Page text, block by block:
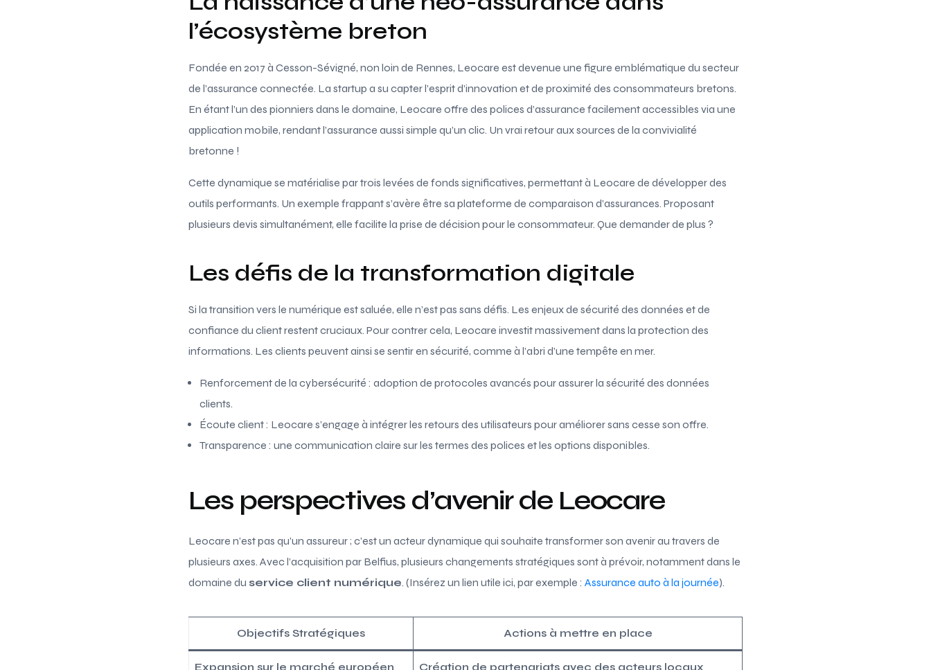
l’écosystème breton
Fondée en 2017 à Cesson-Sévigné, non loin de Rennes, Leocare est devenue une figure emblématique du secteur
de l’assurance connectée. La startup a su capter l’esprit d’innovation et de proximité des consommateurs bretons.
En étant l’un des pionniers dans le domaine, Leocare offre des polices d’assurance facilement accessibles via une
application mobile, rendant l’assurance aussi simple qu’un clic. Un vrai retour aux sources de la convivialité
bretonne !
Cette dynamique se matérialise par trois levées de fonds significatives, permettant à Leocare de développer des
outils performants. Un exemple frappant s’avère être sa plateforme de comparaison d’assurances. Proposant
plusieurs devis simultanément, elle facilite la prise de décision pour le consommateur. Que demander de plus ?
Les défis de la transformation digitale
Si la transition vers le numérique est saluée, elle n’est pas sans défis. Les enjeux de sécurité des données et de
confiance du client restent cruciaux. Pour contrer cela, Leocare investit massivement dans la protection des
informations. Les clients peuvent ainsi se sentir en sécurité, comme à l’abri d’une tempête en mer.
Renforcement de la cybersécurité : adoption de protocoles avancés pour assurer la sécurité des données
clients.
Écoute client : Leocare s’engage à intégrer les retours des utilisateurs pour améliorer sans cesse son offre.
Transparence : une communication claire sur les termes des polices et les options disponibles.
Les perspectives d’avenir de Leocare
Leocare n’est pas qu’un assureur ; c’est un acteur dynamique qui souhaite transformer son avenir au travers de
plusieurs axes. Avec l’acquisition par Belfius, plusieurs changements stratégiques sont à prévoir, notamment dans le
domaine du service client numérique. (Insérez un lien utile ici, par exemple : Assurance auto à la journée).
Objectifs Stratégiques Actions à mettre en place
Expansion sur le marché européen Création de partenariats avec des acteurs locaux